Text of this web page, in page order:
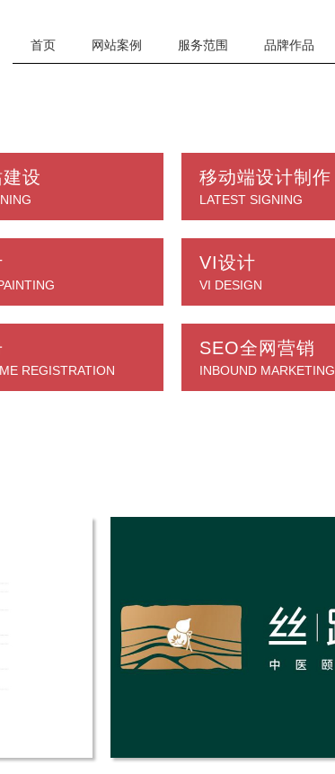
首页 网站案例 服务范围 品牌作品
设 移动端设计制作
LATEST SIGNING
VI设计
VI DESIGN
REGISTRATION
SEO全网营销
INBOUND MARKETING